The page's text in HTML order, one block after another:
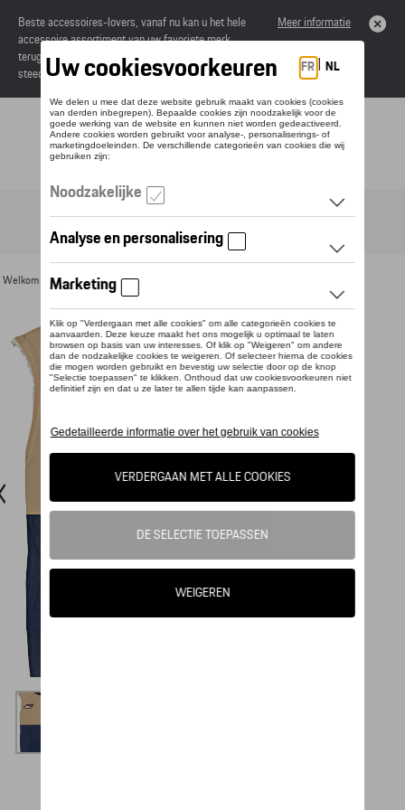
Beste accessoires-lovers, vanaf nu kan u het hele
accessoire assortiment van uw favoriete merk
terugvinden in de online catalogus. Deze kunnen
steeds besteld worden via uw dealer.
Meer informatie
Toggle navigation
Welkom >Voor u >Textiel >